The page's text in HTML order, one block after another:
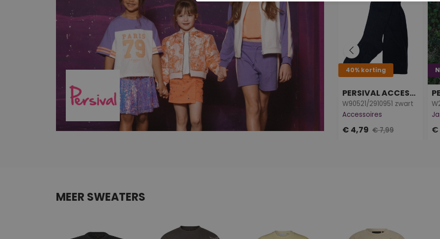
40% korting
PERSIVAL ACCESSOIRES
W90521/2910951 zwart
Accessoires
€ 4,79 € 7,99 €
MEER SWEATERS